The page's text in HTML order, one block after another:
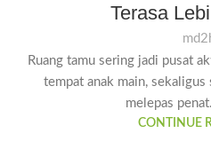
Terasa
Ruang tamu sering jadi pusat
tempat anak main,
melepas
CONTINUE